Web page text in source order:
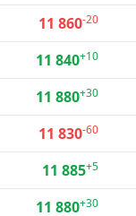
11 860-20
11 840+10
11 880+30
11 830-60
11 885+5
11 880+30